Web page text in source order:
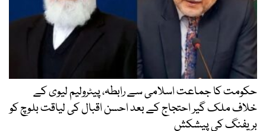
حکومت کا جماعت اسلامی سے رابطہ، پیٹرولیم لیوی کے
خلاف ملک گیر احتجاج کے بعد احسن اقبال کی لیاقت بلوچ کو
بریفنگ کی پیشکش